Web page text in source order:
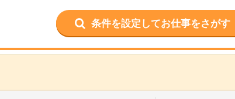
条件を設定してお仕事をさがす